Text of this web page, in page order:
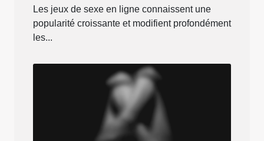
tendances culturelles
actuelles ?
Les jeux de sexe en ligne connaissent une
popularité croissante et modifient profondément
les...